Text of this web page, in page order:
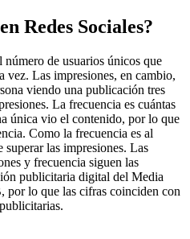
Redes Sociales?
número de usuarios únicos que
vez. Las impresiones, en cambio,
viendo una publicación tres
La frecuencia es cuántas
única vio el contenido, por lo que
Como la frecuencia es al
superar las impresiones. Las
y frecuencia siguen las
publicitaria digital del Media
lo que las cifras coinciden con